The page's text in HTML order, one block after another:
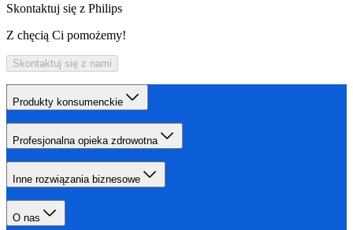
Skontaktuj się z Philips
Z chęcią Ci pomożemy!
Skontaktuj się z nami
Produkty konsumenckie
Profesjonalna opieka zdrowotna
Inne rozwiązania biznesowe
O nas